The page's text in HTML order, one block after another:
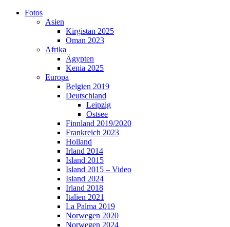
Skip
Fotos
Asien
Kirgistan 2025
Oman 2023
Afrika
Ägypten
Kenia 2025
Europa
Belgien 2019
Deutschland
Leipzig
Ostsee
Finnland 2019/2020
Frankreich 2023
Holland
Irland 2014
Island 2015
Island 2015 – Video
Island 2024
Irland 2018
Italien 2021
La Palma 2019
Norwegen 2020
Norwegen 2024